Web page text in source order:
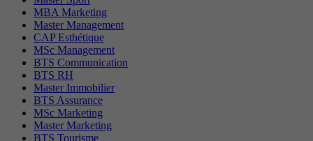
MBA Marketing
Master Management
CAP Esthétique
MSc Management
BTS Communication
BTS RH
Master Immobilier
BTS Assurance
MSc Marketing
Master Marketing
BTS Tourisme